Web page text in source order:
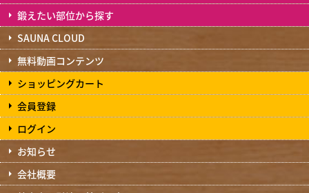
鍛えたい部位から探す
SAUNA CLOUD
無料動画コンテンツ
ショッピングカート
会員登録
ログイン
お知らせ
会社概要